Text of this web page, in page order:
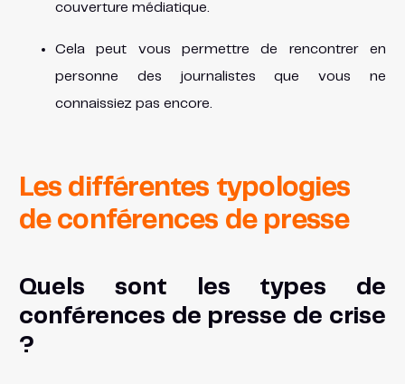
couverture médiatique.
Cela peut vous permettre de rencontrer en
personne des journalistes que vous ne
connaissiez pas encore.
Les différentes typologies
de conférences de presse
Quels sont les types de
conférences de presse de crise
?